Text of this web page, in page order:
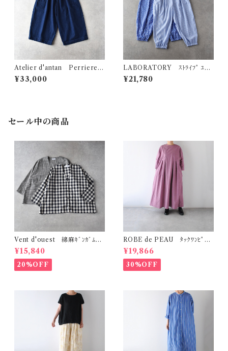
Atelier d'antan Perriere
ﾃﾞﾆﾑｻｲﾄﾞﾎﾟｹｯﾄﾜｲﾄﾞﾊﾟﾝﾂ (ﾀﾞｰ
ｸｲﾝﾃﾞｨｺﾞ)
¥33,000
LABORATORY ｽﾄﾗｲﾌﾟ ﾕｯｶ
ﾊﾟﾝﾂ LA487
¥21,780
セール中の商品
Vent d'ouest 綿麻ｷﾞﾝｶﾞﾑﾁｪ
ｯｸ ﾉｰｶﾗｰｼﾞｬｹｯﾄ VE19621
¥15,840
20%OFF
ROBE de PEAU ﾀｯｸﾜﾝﾋﾟｰｽ
(ﾌﾟﾗﾑ) R342
¥19,866
30%OFF